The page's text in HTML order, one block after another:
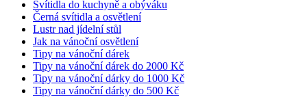
Svítidla do kuchyně a obýváku
Černá svítidla a osvětlení
Lustr nad jídelní stůl
Jak na vánoční osvětlení
Tipy na vánoční dárek
Tipy na vánoční dárek do 2000 Kč
Tipy na vánoční dárky do 1000 Kč
Tipy na vánoční dárky do 500 Kč